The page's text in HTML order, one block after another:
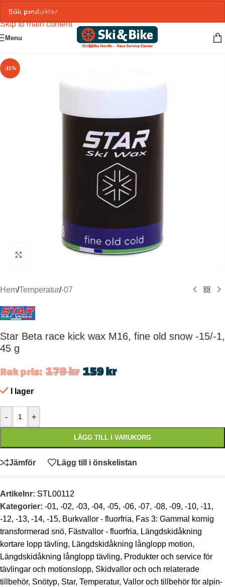
Skip to navigation
Skip to main content
Menu
-11%
Click to enlarge
Hem/Temperatur/-07
Star Beta race kick wax M16, fine old snow -15/-1,
45 g
Rek pris: 179kr 159kr
I lager
- +
LÄGG TILL I VARUKORG
Jämför Lägg till i önskelistan
Artikelnr: STL00112
Kategorier: -01, -02, -03, -04, -05, -06, -07, -08, -09, -10, -11,
-12, -13, -14, -15, Burkvallor - fluorfria, Fas 3: Gammal kornig
transformerad snö, Fästvallor - fluorfria, Längdskidåkning
kortare lopp tävling, Längdskidåkning långlopp motion,
Längdskidåkning långlopp tävling, Produkter och service för
tävlingar och motionslopp, Skidvallor och och relaterade
tillbehör, Snötyp, Star, Temperatur, Vallor och tillbehör för alpin-